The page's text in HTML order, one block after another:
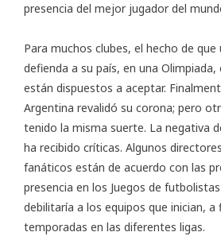
presencia del mejor jugador del
Para muchos clubes, el hecho de
defienda a su país, en una
están dispuestos a aceptar.
Argentina revalidó su corona; pero
tenido la misma suerte. La negativa
ha recibido críticas. Algunos
fanáticos están de acuerdo con las
presencia en los Juegos de
debilitaría a los equipos que inician,
temporadas en las diferentes ligas.